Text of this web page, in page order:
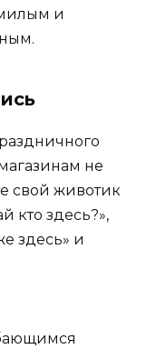
и
не
свой животик
кто здесь?»,
здесь» и